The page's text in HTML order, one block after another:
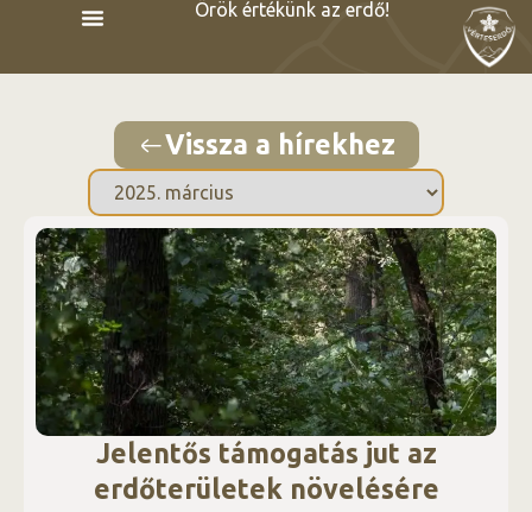
Örök értékünk az erdő!
Vissza a hírekhez
Jelentős támogatás jut az
erdőterületek növelésére